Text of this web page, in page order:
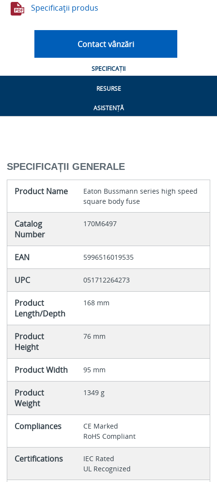
Specificaţii produs
Contact vânzări
SPECIFICAȚII
RESURSE
ASISTENȚĂ
SPECIFICAȚII GENERALE
Product Name
Eaton Bussmann series high speed
square body fuse
Catalog
Number
170M6497
EAN 5996516019535
UPC 051712264273
Product
Length/Depth
168 mm
Product
Height
76 mm
Product Width 95 mm
Product
Weight
1349 g
Compliances
CE Marked
RoHS Compliant
Certifications
IEC Rated
UL Recognized